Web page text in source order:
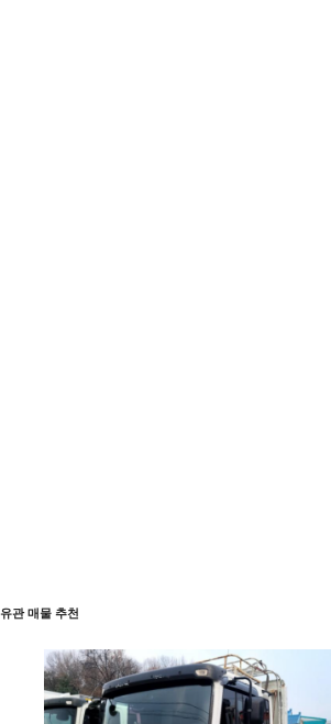
유관 매물 추천